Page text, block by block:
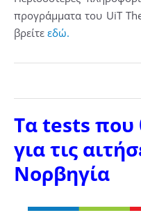
προγράμματα του UiT
βρείτεεδώ.
Τα tests που
για τις
Νορβηγία